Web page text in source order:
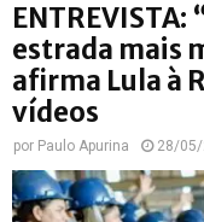
ENTREVISTA:
estrada mais
afirma Lula à
vídeos
por Paulo Apurina 28/